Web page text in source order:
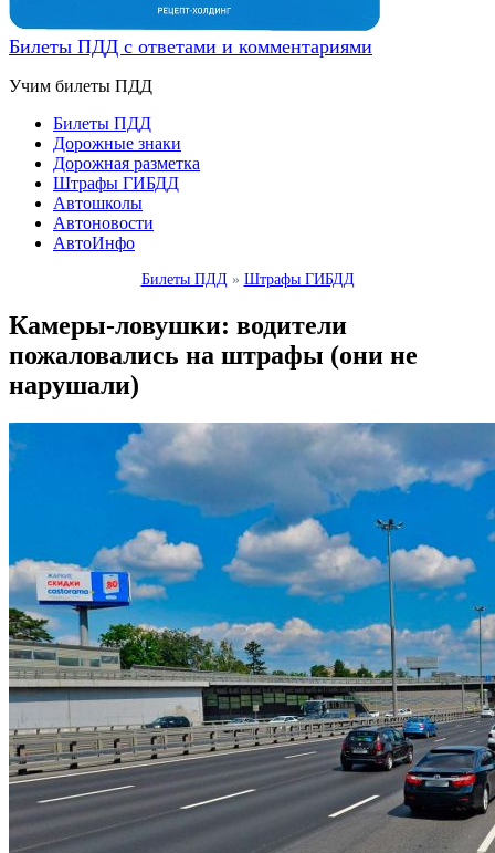
Билеты ПДД с ответами и комментариями
Учим билеты ПДД
Билеты ПДД
Дорожные знаки
Дорожная разметка
Штрафы ГИБДД
Автошколы
Автоновости
АвтоИнфо
Билеты ПДД » Штрафы ГИБДД
Камеры-ловушки: водители
пожаловались на штрафы (они не
нарушали)